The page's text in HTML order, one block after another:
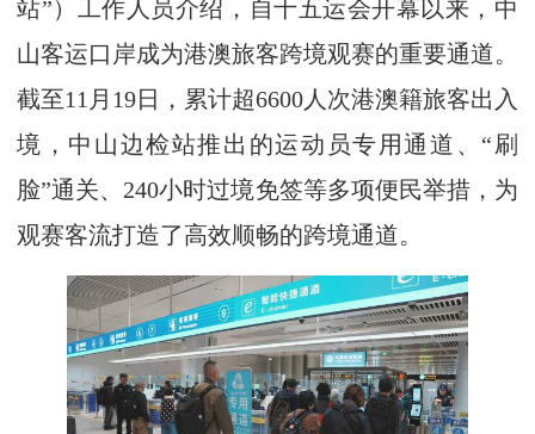
站”）工作人员介绍，自十五运会开幕以来，中
山客运口岸成为港澳旅客跨境观赛的重要通道。
截至11月19日，累计超6600人次港澳籍旅客出入
境，中山边检站推出的运动员专用通道、“刷
脸”通关、240小时过境免签等多项便民举措，为
观赛客流打造了高效顺畅的跨境通道。